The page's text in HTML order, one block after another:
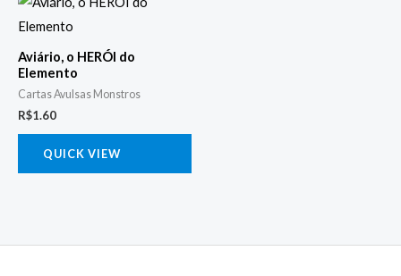
Aviário, o HERÓI do
Elemento
Cartas Avulsas Monstros
R$1.60
QUICK VIEW